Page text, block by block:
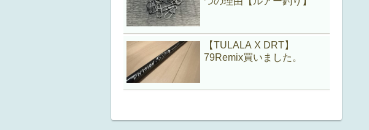
【TULALA X DRT】
79Remix買いました。